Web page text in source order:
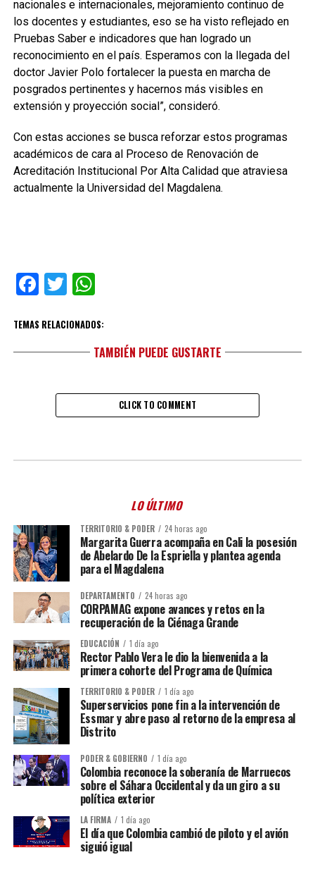
nacionales e internacionales, mejoramiento continuo de
los docentes y estudiantes, eso se ha visto reflejado en
Pruebas Saber e indicadores que han logrado un
reconocimiento en el país. Esperamos con la llegada del
doctor Javier Polo fortalecer la puesta en marcha de
posgrados pertinentes y hacernos más visibles en
extensión y proyección social”, consideró.
Con estas acciones se busca reforzar estos programas
académicos de cara al Proceso de Renovación de
Acreditación Institucional Por Alta Calidad que atraviesa
actualmente la Universidad del Magdalena.
Facebook
TwitterWhatsApp
TEMAS RELACIONADOS:
TAMBIÉN PUEDE GUSTARTE
CLICK TO COMMENT
LO ÚLTIMO
TERRITORIO & PODER 24 horas ago
Margarita Guerra acompaña en Cali la posesión
de Abelardo De la Espriella y plantea agenda
para el Magdalena
DEPARTAMENTO 24 horas ago
CORPAMAG expone avances y retos en la
recuperación de la Ciénaga Grande
EDUCACIÓN 1 día ago
Rector Pablo Vera le dio la bienvenida a la
primera cohorte del Programa de Química
TERRITORIO & PODER 1 día ago
Superservicios pone fin a la intervención de
Essmar y abre paso al retorno de la empresa al
Distrito
PODER & GOBIERNO 1 día ago
Colombia reconoce la soberanía de Marruecos
sobre el Sáhara Occidental y da un giro a su
política exterior
LA FIRMA 1 día ago
El día que Colombia cambió de piloto y el avión
siguió igual